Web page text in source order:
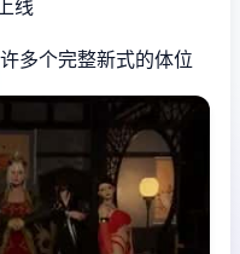
线
多个完整新式的体位